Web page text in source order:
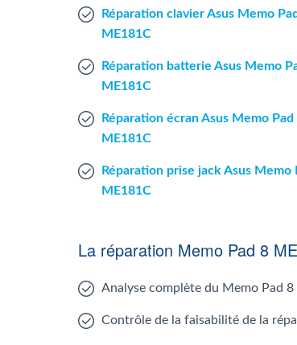
Réparation clavier Asus Memo
ME181C
Réparation batterie Asus Memo
ME181C
Réparation écran Asus Memo Pad
ME181C
Réparation prise jack Asus Memo
ME181C
La réparation Memo Pad 8
Analyse complète du Memo Pad 8
Contrôle de la faisabilité de la